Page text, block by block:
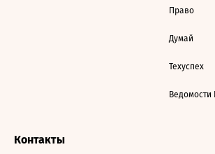
Право
Думай
Техуспех
Ведомости
Контакты